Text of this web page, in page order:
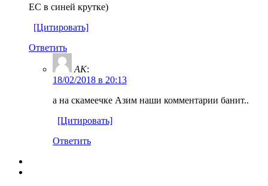
ЕС в синей крутке)
[Цитировать]
Ответить
AK:
18/02/2018 в 20:13
а на скамеечке Азим наши комментарии банит..
[Цитировать]
Ответить